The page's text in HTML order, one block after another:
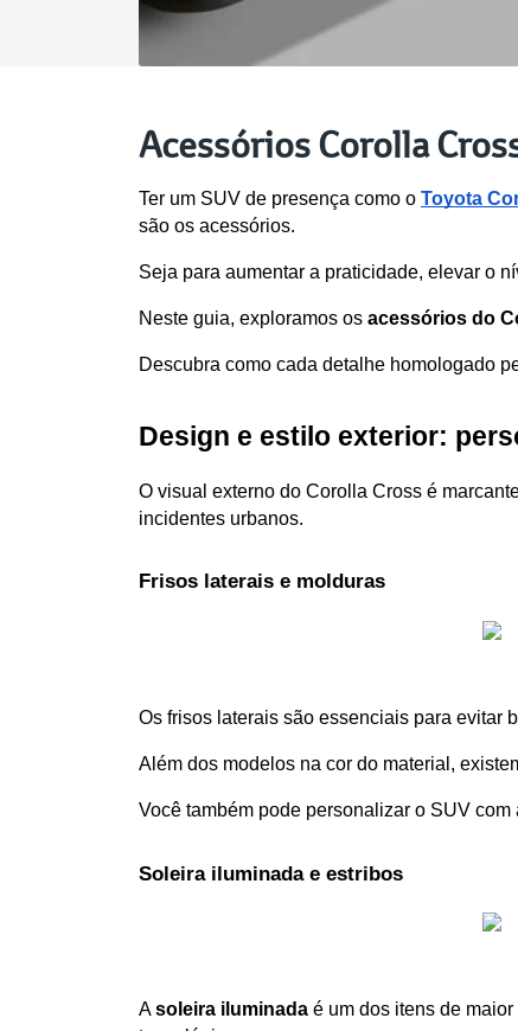
Acessórios Corolla
Ter um SUV de presença como o Toyota
são os acessórios.
Seja para aumentar a praticidade, elevar o
Neste guia, exploramos os acessórios do
Descubra como cada detalhe homologado
Design e estilo exterior:
O visual externo do Corolla Cross é
incidentes urbanos.
Frisos laterais e molduras
Os frisos laterais são essenciais para evitar
Além dos modelos na cor do material,
Você também pode personalizar o SUV
Soleira iluminada e estribos
A soleira iluminada é um dos itens de